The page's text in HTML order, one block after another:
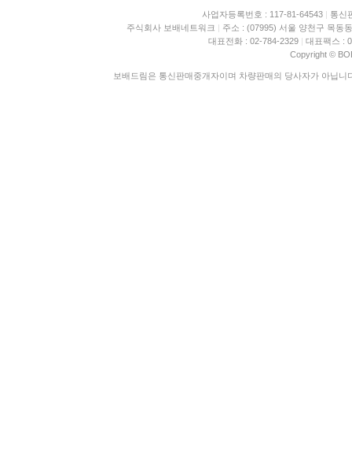
사업자등록번호 : 117-81-64543 | 통신
주식회사 보배네트워크 | 주소 : (07995) 서울 양천구 목동
대표전화 : 02-784-2329 | 대표팩스 :
Copyright ©
보배드림은 통신판매중개자이며 차량판매의 당사자가 아닙